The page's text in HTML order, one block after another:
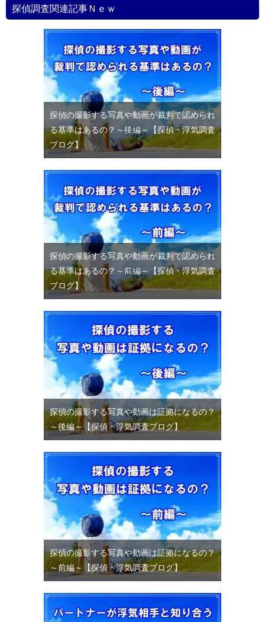
探偵調査関連記事Ｎｅｗ
探偵の撮影する写真や動画が裁判で認められ
る基準はあるの？～後編～【探偵・浮気調査
ブログ】
探偵の撮影する写真や動画が裁判で認められ
る基準はあるの？～前編～【探偵・浮気調査
ブログ】
探偵の撮影する写真や動画は証拠になるの？
～後編～【探偵・浮気調査ブログ】
探偵の撮影する写真や動画は証拠になるの？
～前編～【探偵・浮気調査ブログ】